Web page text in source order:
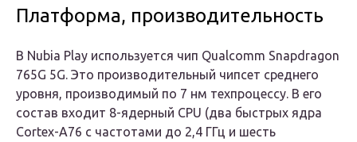
Платформа, производительность
В Nubia Play используется чип Qualcomm Snapdragon
765G 5G. Это производительный чипсет среднего
уровня, производимый по 7 нм техпроцессу. В его
состав входит 8-ядерный CPU (два быстрых ядра
Cortex-A76 с частотами до 2,4 ГГц и шесть